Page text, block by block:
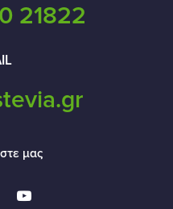
21822
μας
youtube